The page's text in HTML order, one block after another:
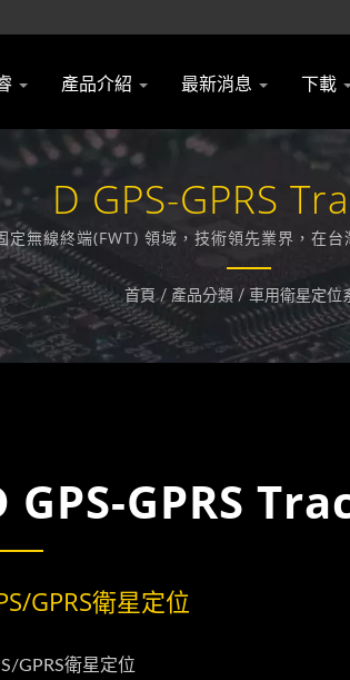
產品介紹 最新消息 下載
D GPS-GPRS
無線終端(FWT) 領域，技術領先業界，在
首頁 / 產品分類 / 車用衛星定位
GPS-GPRS
GPRS衛星定位
GPRS衛星定位